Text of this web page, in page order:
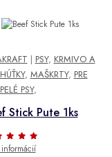
| PSY, KRMIVO A
, MAŠKRTY, PRE
PSY,
Stick Pute 1ks